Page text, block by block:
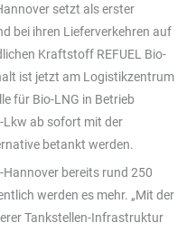
setzt als erster
bei ihren Lieferverkehren auf
Kraftstoff REFUEL Bio-
ist jetzt am Logistikzentrum
für Bio-LNG in Betrieb
Lkw ab sofort mit der
betankt werden.
Hannover bereits rund 250
werden es mehr. „Mit der
Tankstellen-Infrastruktur